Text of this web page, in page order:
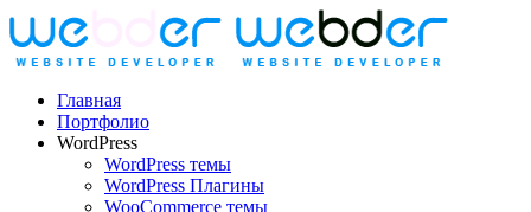
Главная
Портфолио
WordPress
WordPress темы
WordPress Плагины
WooCommerce темы